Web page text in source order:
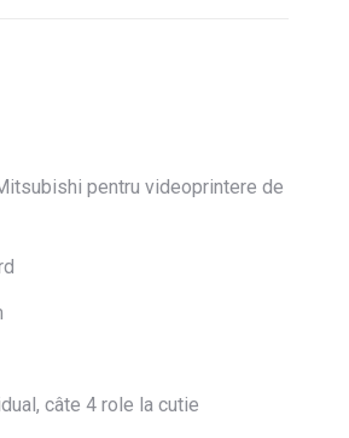
pentru videoprintere de
câte 4 role la cutie